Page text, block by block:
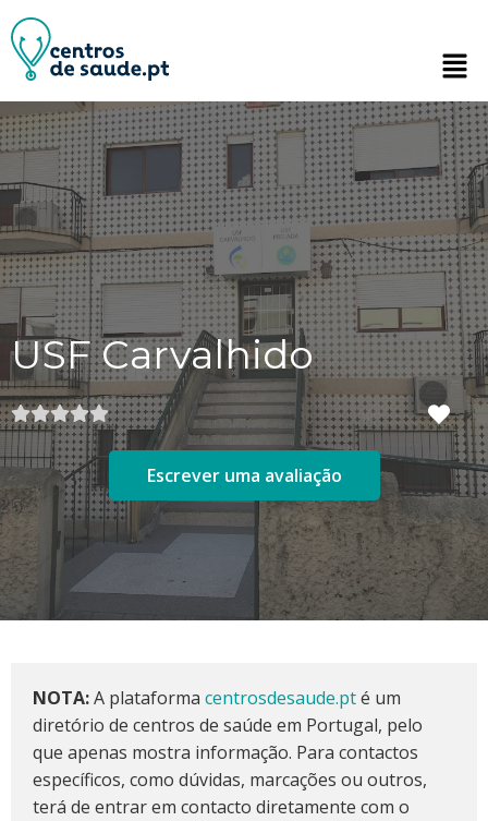
USF Carvalhido
Escrever uma avaliação
NOTA:A plataforma centrosdesaude.pté um
diretório de centros de saúde em Portugal, pelo
que apenas mostra informação. Para contactos
específicos, como dúvidas, marcações ou outros,
terá de entrar em contacto diretamente com o